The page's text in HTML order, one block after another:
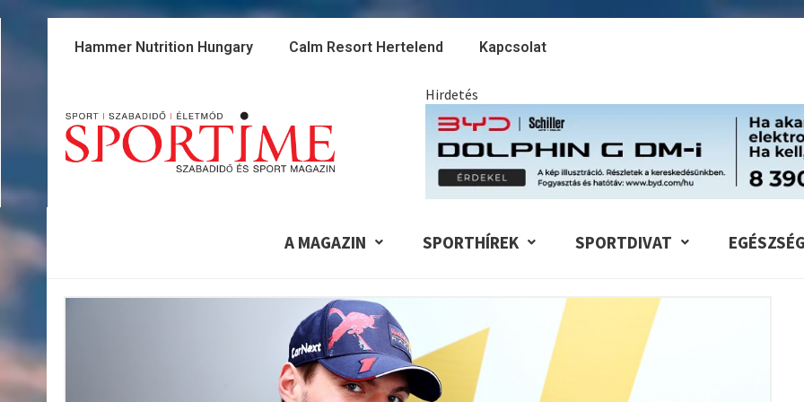
Hammer Nutrition Hungary Calm Resort Hertelend Kapcsolat
Hirdetés
A MAGAZIN SPORTHÍREK SPORTDIVAT EGÉSZSÉG